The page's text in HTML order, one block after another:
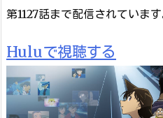
第1127話まで配信されています
Huluで視聴する